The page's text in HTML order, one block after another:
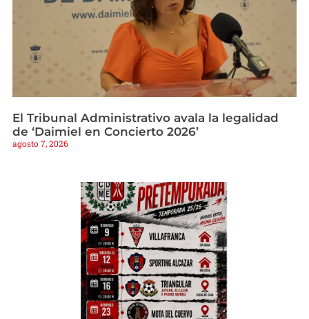
El Tribunal Administrativo avala la legalidad
de ‘Daimiel en Concierto 2026’
agosto 7, 2026